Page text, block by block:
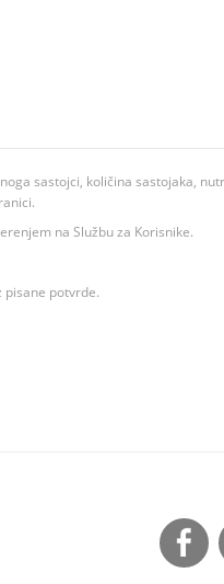
sastojci, količina sastojaka,
na Službu za Korisnike.
pisane potvrde.